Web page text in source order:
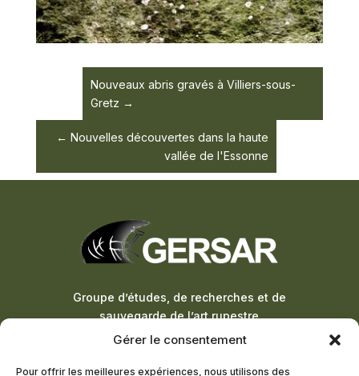
Gérer le consentement
Pour offrir les meilleures expériences, nous utilisons des
Nouveaux abris gravés à Villiers-sous-
Gretz
Nouvelles découvertes dans la haute
vallée de l'Essonne
Groupe d’études, de recherches et de
sauvegarde de l’art rupestre